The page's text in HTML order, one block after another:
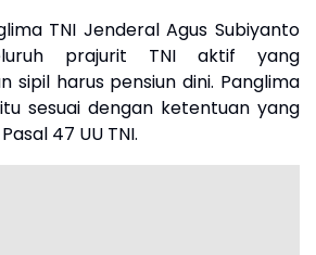
TNI Jenderal Agus Subiyanto
prajurit TNI aktif yang
sipil harus pensiun dini. Panglima
sesuai dengan ketentuan yang
47 UU TNI.